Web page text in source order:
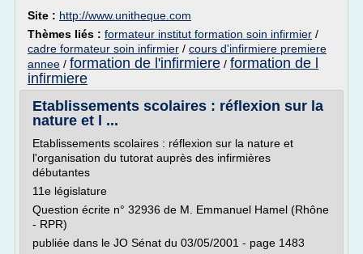
Site : http://www.unitheque.com
Thèmes liés : formateur institut formation soin infirmier /
cadre formateur soin infirmier / cours d'infirmiere premiere
annee / formation de l'infirmiere / formation de l
infirmiere
Etablissements scolaires : réflexion sur la
nature et l ...
Etablissements scolaires : réflexion sur la nature et
l'organisation du tutorat auprès des infirmières
débutantes
11e législature
Question écrite n° 32936 de M. Emmanuel Hamel (Rhône
- RPR)
publiée dans le JO Sénat du 03/05/2001 - page 1483